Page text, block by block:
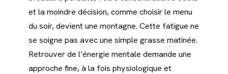
et la moindre décision, comme choisir le menu
du soir, devient une montagne. Cette fatigue ne
se soigne pas avec une simple grasse matinée.
Retrouver de l’énergie mentale demande une
approche fine, à la fois physiologique et